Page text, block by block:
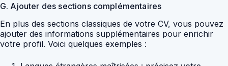
G. Ajouter des sections complémentaires
En plus des sections classiques de votre CV, vous pouvez
ajouter des informations supplémentaires pour enrichir
votre profil. Voici quelques exemples :